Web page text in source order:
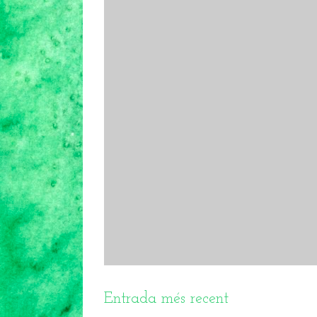
Entrada més recent